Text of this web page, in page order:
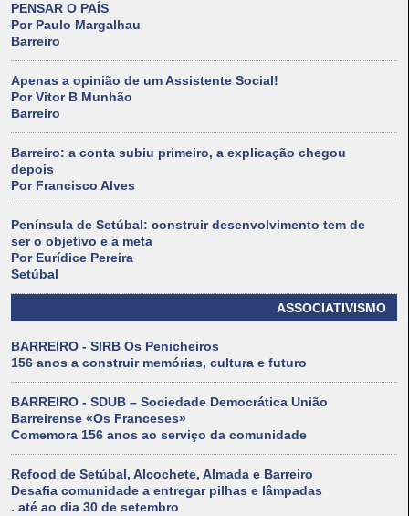
PENSAR O PAÍS
Por Paulo Margalhau
Barreiro
Apenas a opinião de um Assistente Social!
Por Vitor B Munhão
Barreiro
Barreiro: a conta subiu primeiro, a explicação chegou
depois
Por Francisco Alves
Península de Setúbal: construir desenvolvimento tem de
ser o objetivo e a meta
Por Eurídice Pereira
Setúbal
ASSOCIATIVISMO
BARREIRO - SIRB Os Penicheiros
156 anos a construir memórias, cultura e futuro
BARREIRO - SDUB – Sociedade Democrática União
Barreirense «Os Franceses»
Comemora 156 anos ao serviço da comunidade
Refood de Setúbal, Alcochete, Almada e Barreiro
Desafia comunidade a entregar pilhas e lâmpadas
. até ao dia 30 de setembro